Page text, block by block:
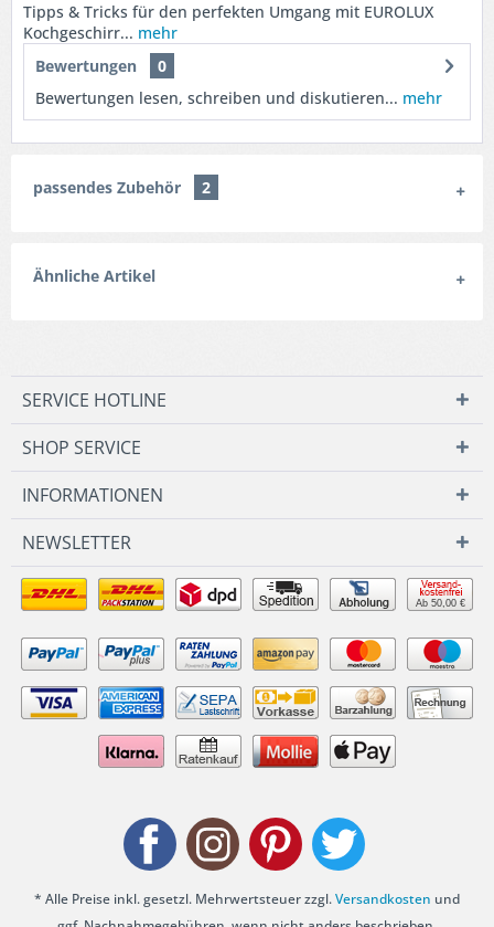
Tipps & Tricks für den perfekten Umgang mit EUROLUX
Kochgeschirr... mehr
Bewertungen
0
Bewertungen lesen, schreiben und diskutieren... mehr
passendes Zubehör 2
Ähnliche Artikel
SERVICE HOTLINE
SHOP SERVICE
INFORMATIONEN
NEWSLETTER
Ab 50,00 €
* Alle Preise inkl. gesetzl. Mehrwertsteuer zzgl.Versandkosten und